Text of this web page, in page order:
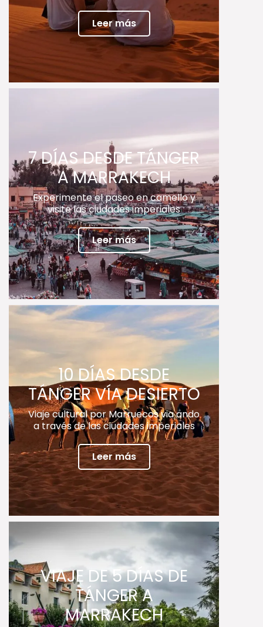
Leer más
7 DÍAS DESDE TÁNGER
A MARRAKECH
Experimente el paseo en camello y
visite las ciudades imperiales
Leer más
10 DÍAS DESDE
TÁNGER VÍA DESIERTO
Viaje cultural por Marruecos via ando
a través de las ciudades imperiales
Leer más
VIAJE DE 5 DÍAS DE
TÁNGER A
MARRAKECH